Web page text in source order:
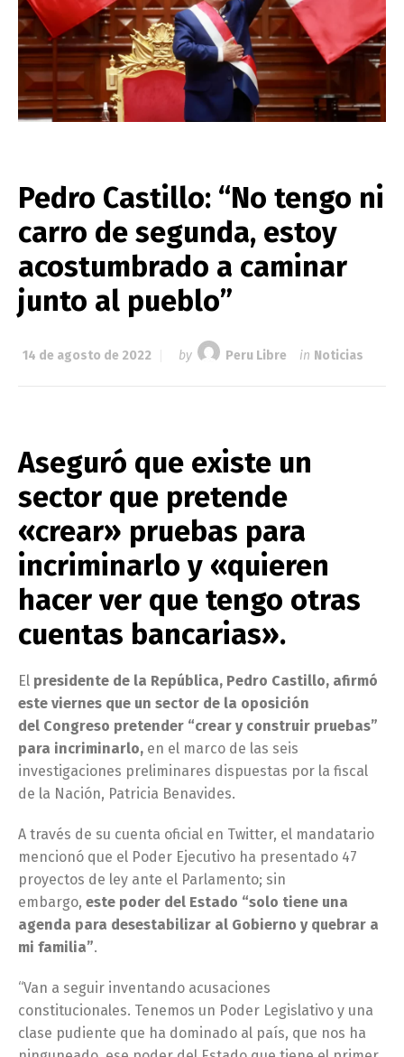
Pedro Castillo: “No tengo ni
carro de segunda, estoy
acostumbrado a caminar
junto al pueblo”
14 de agosto de 2022 by Peru Libre in Noticias
Aseguró que existe un
sector que pretende
«crear» pruebas para
incriminarlo y «quieren
hacer ver que tengo otras
cuentas bancarias».
El presidente de la República, Pedro Castillo, afirmó
este viernes que un sector de la oposición
del Congreso pretender “crear y construir pruebas”
para incriminarlo, en el marco de las seis
investigaciones preliminares dispuestas por la fiscal
de la Nación, Patricia Benavides.
A través de su cuenta oficial en Twitter, el mandatario
mencionó que el Poder Ejecutivo ha presentado 47
proyectos de ley ante el Parlamento; sin
embargo, este poder del Estado “solo tiene una
agenda para desestabilizar al Gobierno y quebrar a
mi familia”.
“Van a seguir inventando acusaciones
constitucionales. Tenemos un Poder Legislativo y una
clase pudiente que ha dominado al país, que nos ha